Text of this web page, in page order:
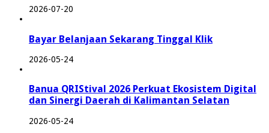
2026-07-20
Bayar Belanjaan Sekarang Tinggal Klik
2026-05-24
Banua QRIStival 2026 Perkuat Ekosistem Digital
dan Sinergi Daerah di Kalimantan Selatan
2026-05-24